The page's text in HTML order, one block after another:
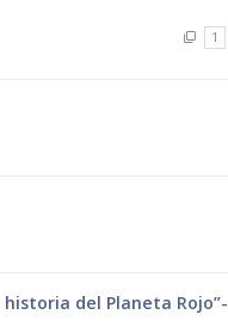
1
del Planeta Rojo”-